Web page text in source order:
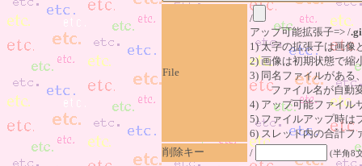
File
/
アップ可能拡張子=> /
1) 太字の拡張子は画像
2) 画像は初期状態で縮
3) 同名ファイルがある
ファイル名が自動変
4) アップ可能ファイル
5) ファイルアップ時は
6) スレッド内の合計
削除キー
/ (半角8